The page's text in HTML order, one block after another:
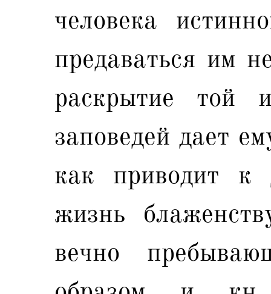
человека
предаваться им
раскрытие той
заповедей дает
как приводит к
жизнь
вечно